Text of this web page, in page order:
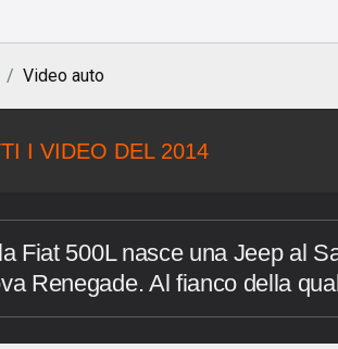
Video auto
I VIDEO DEL 2014
Fiat 500L nasce una Jeep al
Renegade. Al fianco della